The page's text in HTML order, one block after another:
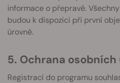
informace o přepravě.
budou k dispozici při první
úrovně.
5. Ochrana
Registrací do programu